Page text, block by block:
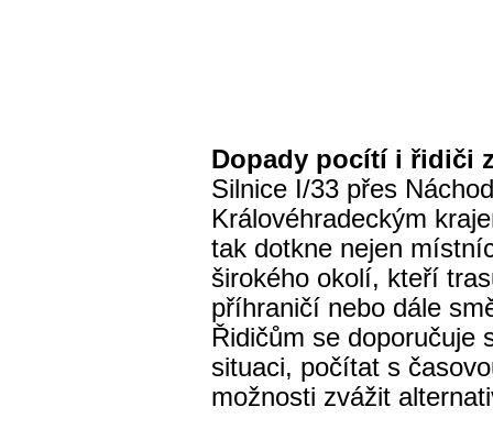
Dopady pocítí i řidiči
Silnice I/33 přes
Královéhradeckým
tak dotkne nejen
širokého okolí, kteří
příhraničí nebo dále
Řidičům se doporučuje
situaci, počítat s
možnosti zvážit